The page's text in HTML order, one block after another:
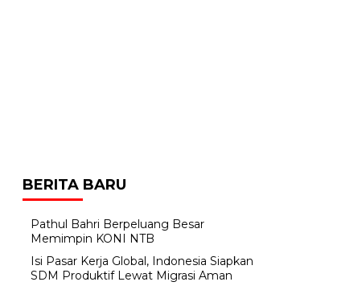
BERITA BARU
Pathul Bahri Berpeluang Besar
Memimpin KONI NTB
​Isi Pasar Kerja Global, Indonesia Siapkan
SDM Produktif Lewat Migrasi Aman